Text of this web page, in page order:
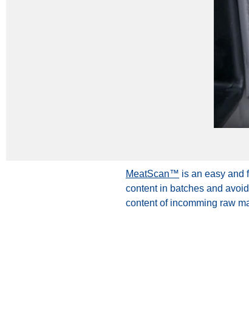
MeatScan™ is an easy and
content in batches and
content of incomming raw